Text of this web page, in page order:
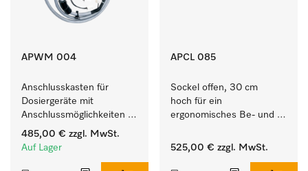
APWM 004
Anschlusskasten für
Dosiergeräte mit
Anschlussmöglichkeiten
für maximal 6
Dosierpumpen.
485,00 € zzgl. MwSt.
Auf Lager
APCL 085
Sockel offen, 30 cm
hoch für ein
ergonomisches Be- und
Waschmaschine und
525,00 € zzgl. MwSt.